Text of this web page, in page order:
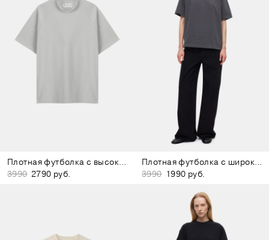
Плотная футболка с высоким воротом серая
3990 2790 руб.
Плотная футболка с широким воротом тёмно-серая
3990 1990 руб.